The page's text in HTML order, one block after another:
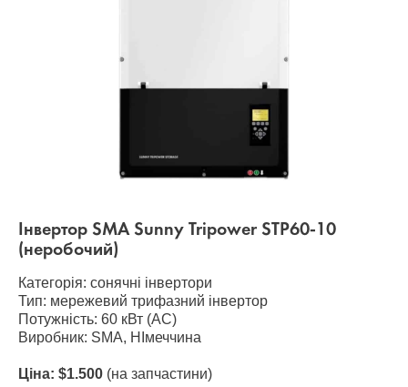
Інвертор SMA Sunny Tripower STP60-10
(неробочий)
Категорія: сонячні інвертори
Тип: мережевий трифазний інвертор
Потужність: 60 кВт (AC)
Виробник: SMA, НІмеччина
Ціна: $1.500 (на запчастини)